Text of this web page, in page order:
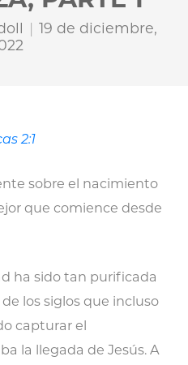
19 de diciembre,
2:1
sobre el nacimiento
que comience desde
ha sido tan purificada
los siglos que incluso
capturar el
la llegada de Jesús. A